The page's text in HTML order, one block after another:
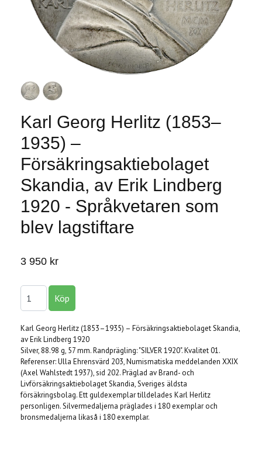
Karl Georg Herlitz (1853–
1935) –
Försäkringsaktiebolaget
Skandia, av Erik Lindberg
1920 - Språkvetaren som
blev lagstiftare
3 950 kr
Karl Georg Herlitz (1853–1935) – Försäkringsaktiebolaget Skandia,
av Erik Lindberg 1920
Silver, 88.98 g, 57 mm. Randprägling: "SILVER 1920". Kvalitet 01.
Referenser: Ulla Ehrensvärd 203, Numismatiska meddelanden XXIX
(Axel Wahlstedt 1937), sid 202. Präglad av Brand- och
Livförsäkringsaktiebolaget Skandia, Sveriges äldsta
försäkringsbolag. Ett guldexemplar tilldelades Karl Herlitz
personligen. Silvermedaljerna präglades i 180 exemplar och
bronsmedaljerna likaså i 180 exemplar.